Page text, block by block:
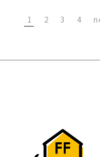
1 2 3 4 ›